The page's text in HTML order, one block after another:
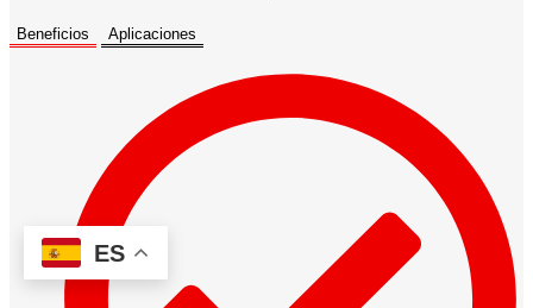
Beneficios Aplicaciones
ES